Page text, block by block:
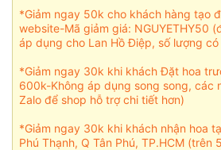
*Giảm ngay 50k cho khách hàng tạo
website-Mã giảm giá: NGUYETHY50
áp dụng cho Lan Hồ Điệp, số lượng có
*Giảm ngay 30k khi khách Đặt hoa
600k-Không áp dụng song song, các
Zalo để shop hỗ trợ chi tiết hơn)
*Giảm ngay 30k khi khách nhận hoa
Phú Thạnh, Q Tân Phú, TP.HCM (trên